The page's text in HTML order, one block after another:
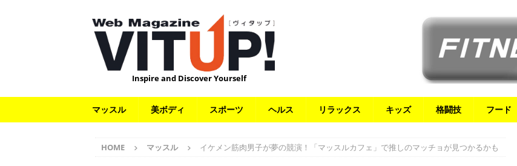
Inspire and Discover Yourself
マッスル 美ボディ スポーツ ヘルス リラックス キッズ 格闘技 フード
HOME マッスル イケメン筋肉男子が夢の競演！「マッスルカフェ」で推しのマッチョが見つかるかも